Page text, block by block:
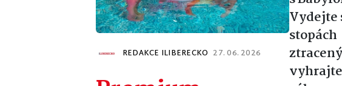
REDAKCE ILIBERECKO 27. 06. 2026
Vydejte
stopách